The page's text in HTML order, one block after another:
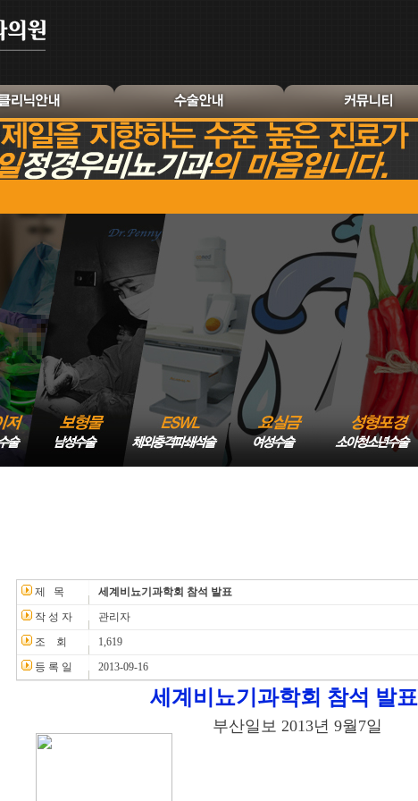
제 목
세계비뇨기과학회 참석 발표
작 성 자
관리자
조 회
1,619
등 록 일
2013-09-16
세계비뇨기과학회 참석 발표
부산일보 2013년 9월7일